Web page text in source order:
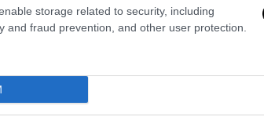
storage related to security, including
and fraud prevention, and other user protection.
|23.06.2023 15:34
μπέικον και